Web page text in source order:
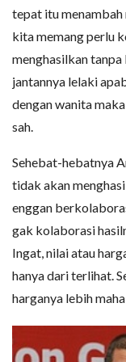
tepat itu
kita memang perlu
menghasilkan
jantannya lelaki
dengan wanita
sah.
Sehebat-hebatnya
tidak akan
enggan
gak kolaborasi
Ingat, nilai atau
hanya dari terlihat.
harganya lebih